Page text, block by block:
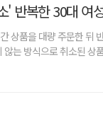
반복한 30대 여
상품을 대량 주문한 뒤
않는 방식으로 취소된 상